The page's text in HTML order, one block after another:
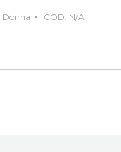
Donna COD: N/A